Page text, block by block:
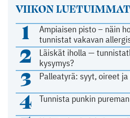
VIIKON LUETUIMMAT
1
Ampiaisen pisto – näin
tunnistat vakavan
2
Läiskät iholla —
kysymys?
3 Palleatyrä: syyt, oireet
4 Tunnista punkin